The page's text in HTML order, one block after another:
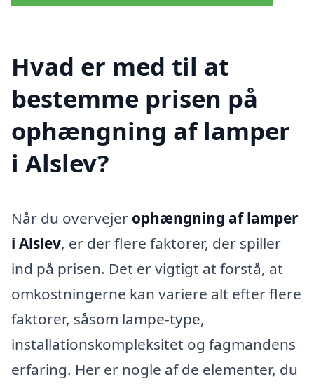
Hvad er med til at
bestemme prisen på
ophængning af lamper
i Alslev?
Når du overvejer ophængning af lamper
i Alslev, er der flere faktorer, der spiller
ind på prisen. Det er vigtigt at forstå, at
omkostningerne kan variere alt efter flere
faktorer, såsom lampe-type,
installationskompleksitet og fagmandens
erfaring. Her er nogle af de elementer, du